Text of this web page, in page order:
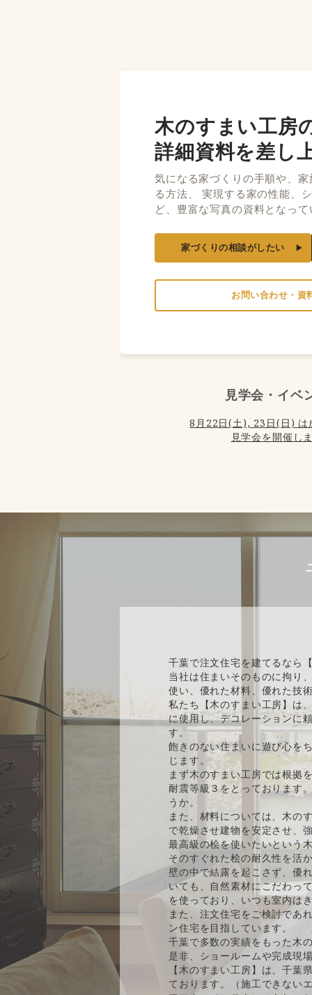
木のすまい工房
詳細資料を差し
気になる家づくりの手順や、
る方法、 実現する家の性能、
ど、豊富な写真の資料となっ
家づくりの相談がしたい
お問い合わせ・資
見学会・イベ
8月22日(土), 23日(日) は
見学会を開催し
千葉で注文住宅を建てるなら
当社は住まいそのものに拘り
使い、優れた材料、優れた技
私たち【木のすまい工房】は
に使用し、デコレーションに
す。
飽きのない住まいに遊び心を
じます。
まず木のすまい工房では根拠
耐震等級３をとっております
うか。
また、材料については、木の
で乾燥させ建物を安定させ、
最高級の桧を使いたいという
そのすぐれた桧の耐久性を活
壁の中で結露を起こさず、優
いても、自然素材にこだわっ
を使っており、いつも室内は
また、注文住宅をご検討であ
ン住宅を目指しています。
千葉で多数の実績をもった木
是非、ショールームや完成現
【木のすまい工房】は、千
ております。（施工できない